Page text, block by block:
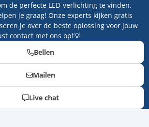
de perfecte LED-verlichting te vinden.
je graag! Onze experts kijken gratis
je over de beste oplossing voor jouw
contact met ons op!💡
Bellen
Mailen
Live chat